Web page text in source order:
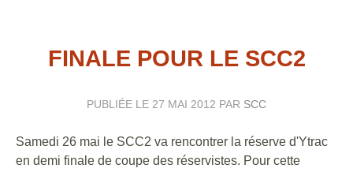
FINALE POUR LE SCC2
PUBLIÉE LE 27 MAI 2012 PAR SCC
Samedi 26 mai le SCC2 va rencontrer la réserve d'Ytrac
en demi finale de coupe des réservistes. Pour cette